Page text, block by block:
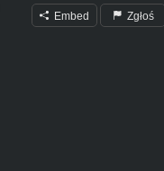
Embed Zgłoś